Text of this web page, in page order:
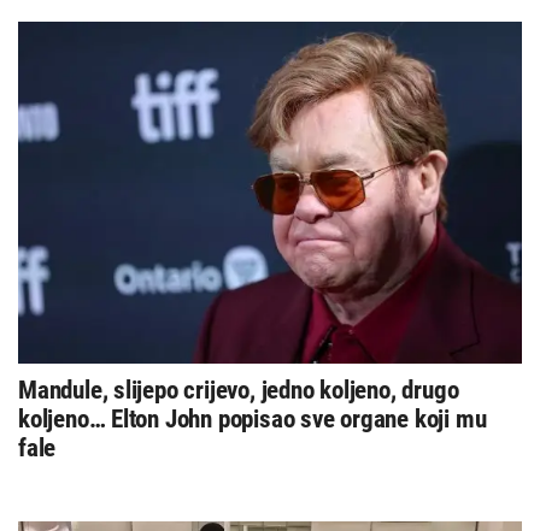
Mandule, slijepo crijevo, jedno koljeno, drugo
koljeno… Elton John popisao sve organe koji mu
fale